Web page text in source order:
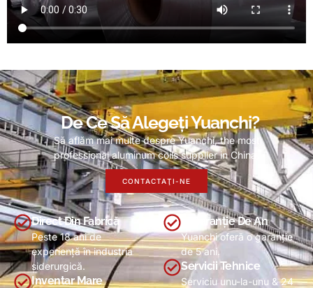
De Ce Să Alegeți Yuanchi?
Să aflăm mai multe despre Yuanchi,the most
professional aluminum coils supplier in China
CONTACTAŢI-NE
Direct Din Fabrică
Peste 18 ani de
experiență în industria
siderurgică.
Inventar Mare
5-Garanție De An
Yuanchi oferă o garanție
de 5 ani.
Servicii Tehnice
Serviciu unu-la-unu & 24